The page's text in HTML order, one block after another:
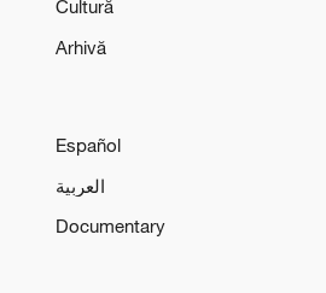
Cultură
Arhivă
Español
العربية
Documentary